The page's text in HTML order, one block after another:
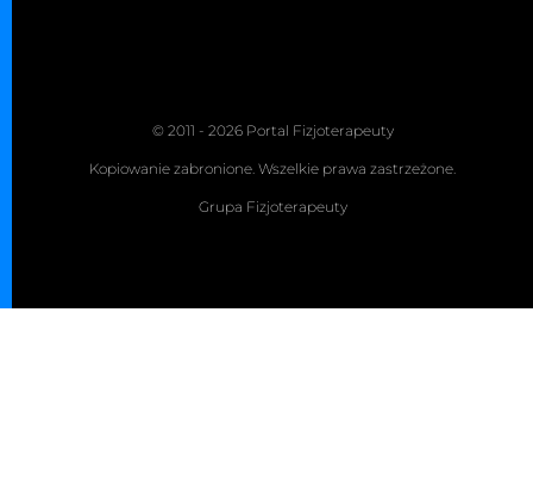
© 2011 - 2026 Portal Fizjoterapeuty
Kopiowanie zabronione. Wszelkie prawa zastrzeżone.
Grupa Fizjoterapeuty